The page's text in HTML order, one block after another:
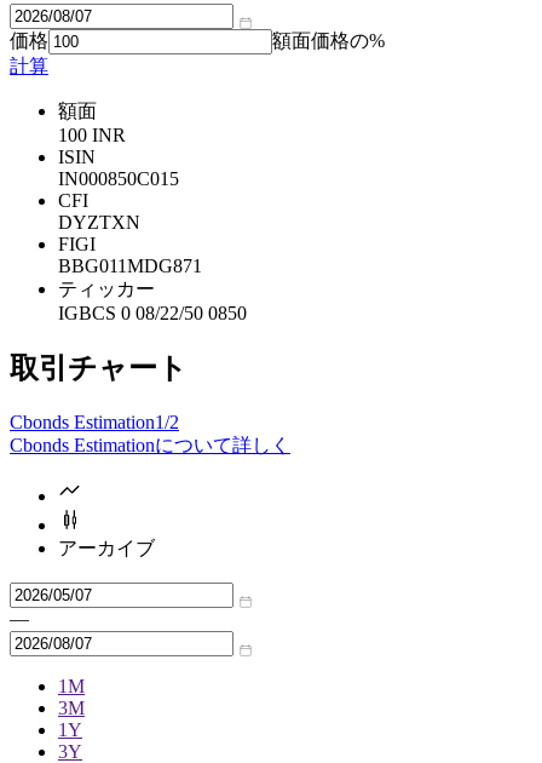
価格
額面価格の%
計算
額面
100 INR
ISIN
IN000850C015
CFI
DYZTXN
FIGI
BBG011MDG871
ティッカー
IGBCS 0 08/22/50 0850
取引チャート
Cbonds Estimation1/2
Cbonds Estimationについて詳しく
アーカイブ
—
1M
3M
1Y
3Y